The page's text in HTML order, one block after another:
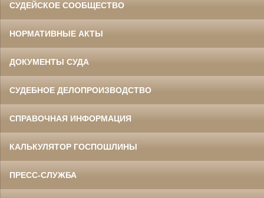
СУДЕЙСКОЕ СООБЩЕСТВО
НОРМАТИВНЫЕ АКТЫ
ДОКУМЕНТЫ СУДА
СУДЕБНОЕ ДЕЛОПРОИЗВОДСТВО
СПРАВОЧНАЯ ИНФОРМАЦИЯ
КАЛЬКУЛЯТОР ГОСПОШЛИНЫ
ПРЕСС-СЛУЖБА